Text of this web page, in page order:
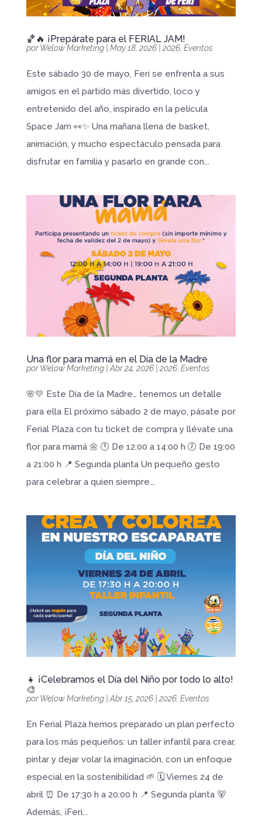
🏀🔥 ¡Prepárate para el FERIAL JAM!
porWelow Marketing| May 18, 2026| 2026, Eventos
Este sábado 30 de mayo, Feri se enfrenta a sus
amigos en el partido más divertido, loco y
entretenido del año, inspirado en la película
Space Jam 👀✨ Una mañana llena de basket,
animación, y mucho espectáculo pensada para
disfrutar en familia y pasarlo en grande con...
Una flor para mamá en el Día de la Madre
porWelow Marketing| Abr 24, 2026| 2026, Eventos
🌸💛 Este Día de la Madre… tenemos un detalle
para ella El próximo sábado 2 de mayo, pásate por
Ferial Plaza con tu ticket de compra y llévate una
flor para mamá 🌼 🕛 De 12:00 a 14:00 h 🕖 De 19:00
a 21:00 h 📍 Segunda planta Un pequeño gesto
para celebrar a quien siempre...
👧 ¡Celebramos el Día del Niño por todo lo alto!
🎨
porWelow Marketing| Abr 15, 2026| 2026, Eventos
En Ferial Plaza hemos preparado un plan perfecto
para los más pequeños: un taller infantil para crear,
pintar y dejar volar la imaginación, con un enfoque
especial en la sostenibilidad 🌱 🗓️ Viernes 24 de
abril ⏰ De 17:30 h a 20:00 h 📍 Segunda planta 🐻
Además, ¡Feri...